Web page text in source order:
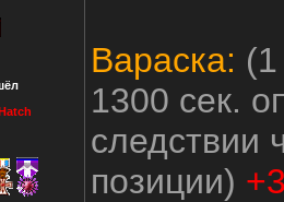
Вараска:
1300 сек.
следствии
позиции)